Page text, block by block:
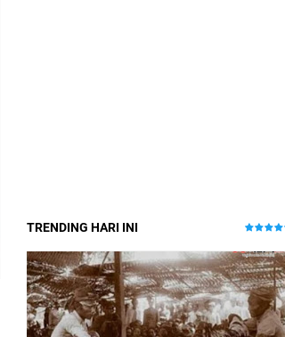
TRENDING HARI INI